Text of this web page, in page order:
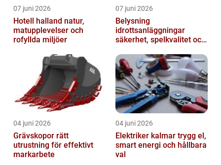
07 juni 2026
Hotell halland natur,
matupplevelser och
rofyllda miljöer
07 juni 2026
Belysning
idrottsanläggningar
säkerhet, spelkvalitet och
04 juni 2026
Grävskopor rätt
utrustning för effektivt
markarbete
04 juni 2026
Elektriker kalmar trygg el,
smart energi och hållbara
val